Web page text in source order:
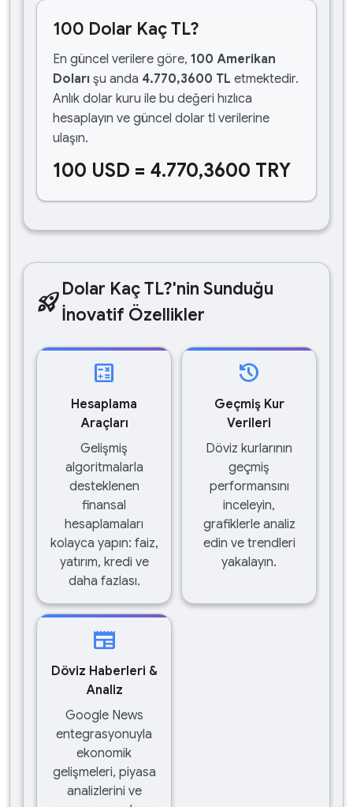
100 Dolar Kaç TL?
En güncel verilere göre, 100 Amerikan
Doları şu anda 4.770,3600 TL etmektedir.
Anlık dolar kuru ile bu değeri hızlıca
hesaplayın ve güncel dolar tl verilerine
ulaşın.
100 USD = 4.770,3600 TRY
rocket_launchDolar Kaç TL?'nin Sunduğu
İnovatif Özellikler
calculate
Hesaplama
Araçları
Gelişmiş
algoritmalarla
desteklenen
finansal
hesaplamaları
kolayca yapın: faiz,
yatırım, kredi ve
daha fazlası.
history
Geçmiş Kur
Verileri
Döviz kurlarının
geçmiş
performansını
inceleyin,
grafiklerle analiz
edin ve trendleri
yakalayın.
newspaper
Döviz Haberleri &
Analiz
Google News
entegrasyonuyla
ekonomik
gelişmeleri, piyasa
analizlerini ve